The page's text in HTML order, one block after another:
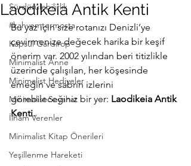
Sürdürülebilirlik
#kahvemtermosta
Kapsül Gardırop
Minimalist Anne
Minimalist Hediyeler
Minimalist Seyahat
İlham Verenler
Minimalist Kitap Önerileri
Yeşillenme Hareketi
Laodikeia Antik Kenti
Bu yaz için size rotanızı Denizli’ye
çevirmenize değecek harika bir keşif
önerim var. 2002 yılından beri titizlikle
üzerinde çalışılan, her köşesinde
emeğin ve sabrın izlerini
görebileceğiniz bir yer: Laodikeia Antik
Kenti.